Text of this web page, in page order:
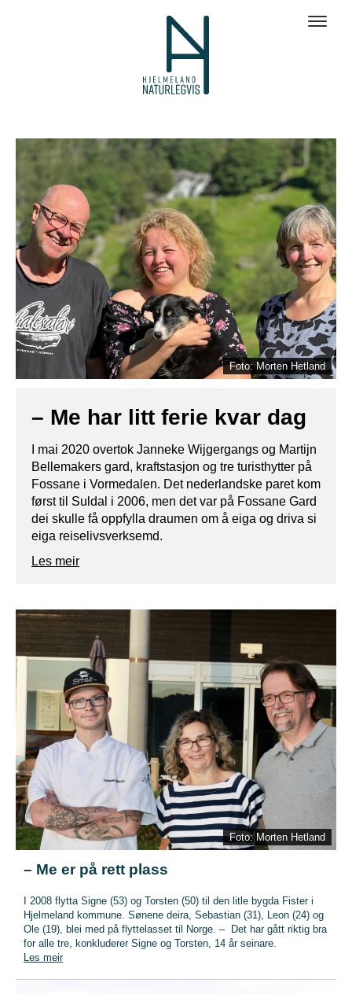
Foto: Morten Hetland
– Me har litt ferie kvar dag
I mai 2020 overtok Janneke Wijgergangs og Martijn
Bellemakers gard, kraftstasjon og tre turisthytter på
Fossane i Vormedalen. Det nederlandske paret kom
først til Suldal i 2006, men det var på Fossane Gard
dei skulle få oppfylla draumen om å eiga og driva si
eiga reiselivsverksemd.
Les meir
Foto: Morten Hetland
– Me er på rett plass
I 2008 flytta Signe (53) og Torsten (50) til den litle bygda Fister i
Hjelmeland kommune. Sønene deira, Sebastian (31), Leon (24) og
Ole (19), blei med på flyttelasset til Norge. – Det har gått riktig bra
for alle tre, konkluderer Signe og Torsten, 14 år seinare.
Les meir